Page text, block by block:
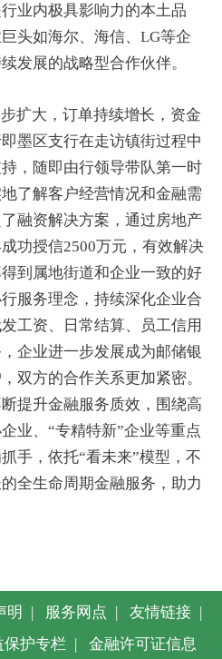
业内极具影响力的本土品
头如海尔、海信、LG等企
发展的战略型合作伙伴。
扩大，订单持续增长，资金
墨区支行在走访镇街过程中
，随即由行领导带队第一时
了解客户经营情况和金融需
融资解决方案，通过房地产
功授信2500万元，有效解决
到属地街道和企业一致的好
服务理念，持续深化企业合
工资、日常结算、员工信用
企业进一步发展成为邮储银
双方的合作关系更加紧密。
提升金融服务质效，围绕高
业、“专精特新”企业等重点
手，依托“看未来”模型，不
全生命周期金融服务，助力
明 服务网点 友情链接
保护专栏 金融许可证信息